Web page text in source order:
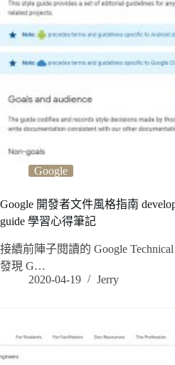
Google
Google 開發者文件風格指南
guide 學習心得筆記
接續前陣子閱讀的 Google
發現 G…
2020-04-19
Jerry